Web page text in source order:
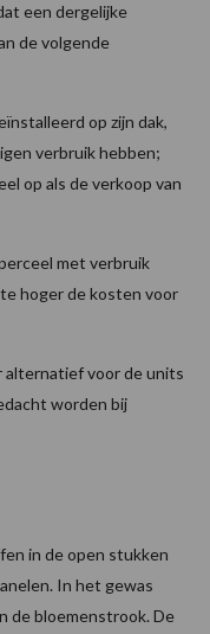
een dergelijke
de volgende
op zijn dak,
verbruik hebben;
op als de verkoop van
met verbruik
hoger de kosten voor
voor de units
worden bij
in de open stukken
In het gewas
de bloemenstrook. De